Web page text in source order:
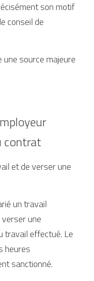
son motif
conseil de
source majeure
contrat
et de verser une
un travail
une
travail effectué. Le
heures
sanctionné.